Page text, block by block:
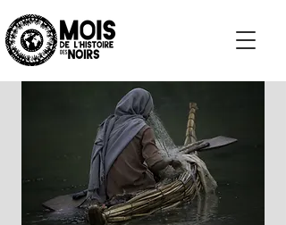
S'impliquer